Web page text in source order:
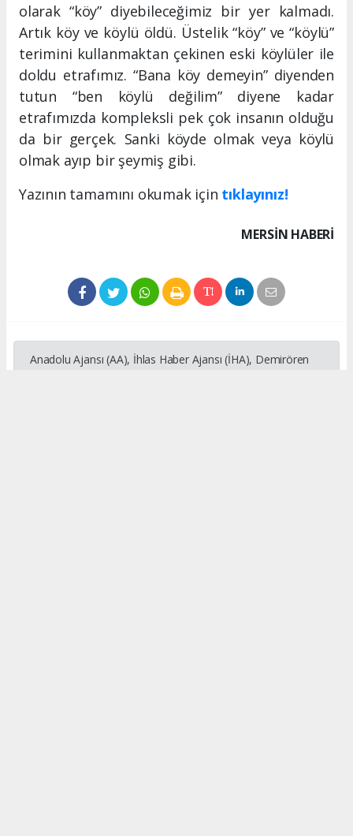
olarak “köy” diyebileceğimiz bir yer kalmadı.
Artık köy ve köylü öldü. Üstelik “köy” ve “köylü”
terimini kullanmaktan çekinen eski köylüler ile
doldu etrafımız. “Bana köy demeyin” diyenden
tutun “ben köylü değilim” diyene kadar
etrafımızda kompleksli pek çok insanın olduğu
da bir gerçek. Sanki köyde olmak veya köylü
olmak ayıp bir şeymiş gibi.
Yazının tamamını okumak için tıklayınız!
MERSIN HABERİ
Anadolu Ajansı (AA), İhlas Haber Ajansı (İHA), Demirören